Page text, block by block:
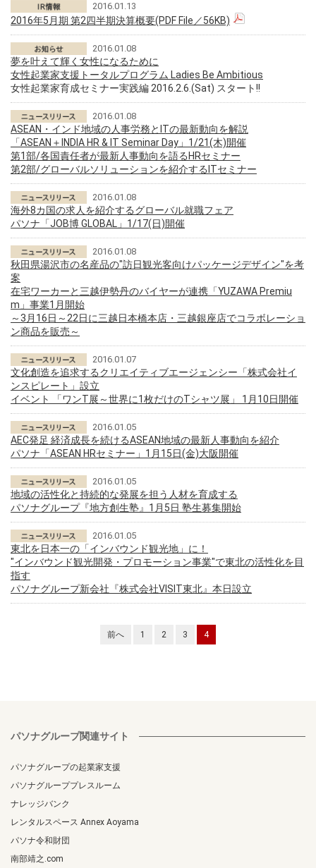
2016.01.13
2016年5月期 第2四半期決算概要(PDF File／56KB)
2016.01.08
夢を叶えて輝く女性になるために
女性起業家支援トータルプログラム Ladies Be Ambitious
女性起業家育成セミナー実践編 2016.2.6.(Sat) スタート!!
2016.01.08
ASEAN・インド地域の人事労務とITの最新動向を解説
「ASEAN＋INDIA HR & IT Seminar Day」1/21(木)開催
第1部/各国責任者が最新人事動向を語るHRセミナー
第2部/グローバルソリューションを紹介するITセミナー
2016.01.08
海外8カ国の求人を紹介するグローバル就職フェア
パソナ「JOB博 GLOBAL」1/17(日)開催
2016.01.08
秋田県湯沢市の名産品の"訪日観光客向けパッケージデザイン"を考
案
在宅ワーカーと三越伊勢丹のバイヤーが連携「YUZAWA Premiu
m」事業1月開始
～3月16日～22日に三越日本橋本店・三越銀座店でコラボレーショ
ン商品を販売～
2016.01.07
文化創造を追求するクリエイティブエージェンシー「株式会社イ
ンスピレート」設立
イベント 「ワンT展～世界に1枚だけのTシャツ展」 1月10日開催
2016.01.05
AEC発足 経済成長を続けるASEAN地域の最新人事動向を紹介
パソナ「ASEAN HRセミナー」1月15日(金)大阪開催
2016.01.05
地域の活性化と持続的な発展を担う人材を育成する
パソナグループ『地方創生塾』1月5日 塾生募集開始
2016.01.05
東北を日本一の「インバウンド観光地」に！
"インバウンド観光開発・プロモーション事業"で東北の活性化を目
指す
パソナグループ新会社『株式会社VISIT東北』本日設立
前へ 1 2 3 4
パソナグループ関連サイト
パソナグループの起業家支援
パソナグループプレスルーム
ナレッジバンク
レンタルスペース Annex Aoyama
パソナ令和財団
南部靖之.com